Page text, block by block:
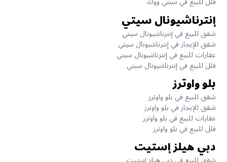
إنترناشيونال سيتي
شقق للبيع في إنترناشيونال سيتي
شقق للإيجار في إنترناشيونال سيتي
عقارات للبيع في إنترناشيونال سيتي
فلل للبيع في إنترناشيونال سيتي
بلو واوترز
شقق للبيع في بلو واوترز
شقق للإيجار في بلو واوترز
عقارات للبيع في بلو واوترز
فلل للبيع في بلو واوترز
دبي هيلز إستيت